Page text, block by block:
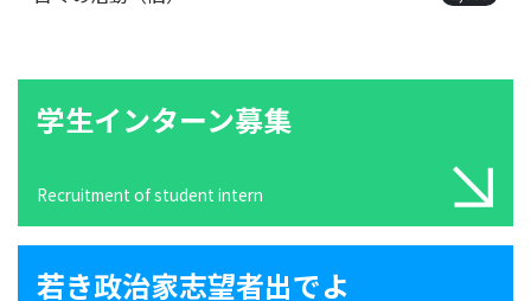
学生インターン募集
Recruitment of student intern
若き政治家志望者出でよ